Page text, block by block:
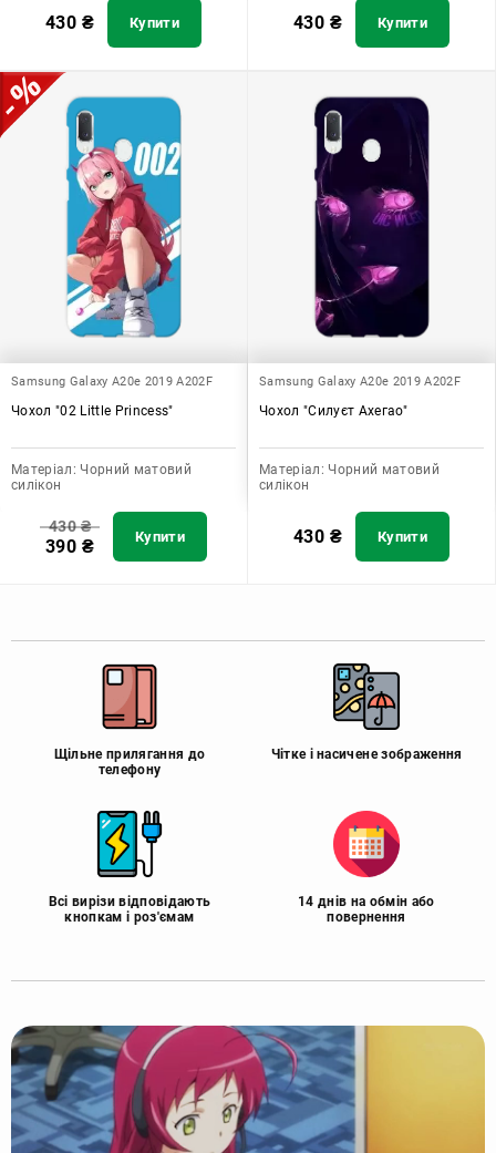
430 ₴ Купити 430 ₴ Купити
Samsung Galaxy A20e 2019 A202F
Чохол "02 Little Princess"
Матеріал: Чорний матовий
силікон
430₴
390 ₴ Купити
Samsung Galaxy A20e 2019 A202F
Чохол "Силуєт Ахегао"
Матеріал: Чорний матовий
силікон
430 ₴ Купити
Щільне прилягання до
телефону
Чітке і насичене зображення
Всі вирізи відповідають
кнопкам і роз'ємам
14 днів на обмін або
повернення